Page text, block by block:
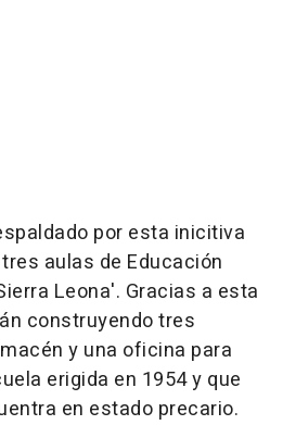
por esta inicitiva
aulas de Educación
Leona'. Gracias a esta
construyendo tres
y una oficina para
erigida en 1954 y que
en estado precario.